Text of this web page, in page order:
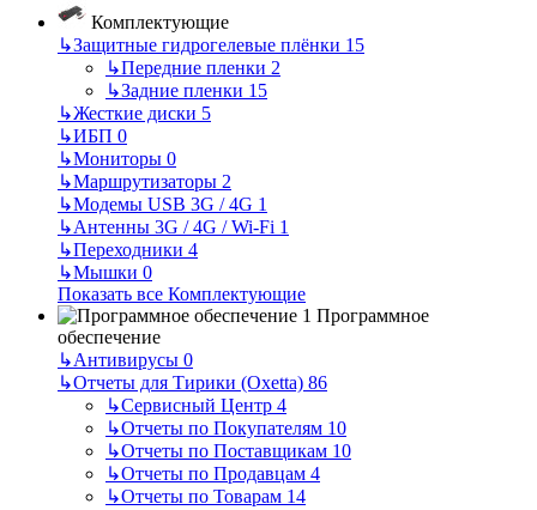
Комплектующие
↳Защитные гидрогелевые плёнки 15
↳Передние пленки 2
↳Задние пленки 15
↳Жесткие диски 5
↳ИБП 0
↳Мониторы 0
↳Маршрутизаторы 2
↳Модемы USB 3G / 4G 1
↳Антенны 3G / 4G / Wi-Fi 1
↳Переходники 4
↳Мышки 0
Показать все Комплектующие
Программное
обеспечение
↳Антивирусы 0
↳Отчеты для Тирики (Oxetta) 86
↳Сервисный Центр 4
↳Отчеты по Покупателям 10
↳Отчеты по Поставщикам 10
↳Отчеты по Продавцам 4
↳Отчеты по Товарам 14